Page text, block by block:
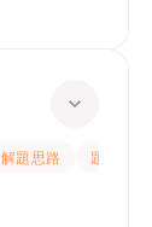
解題思路
題目講解